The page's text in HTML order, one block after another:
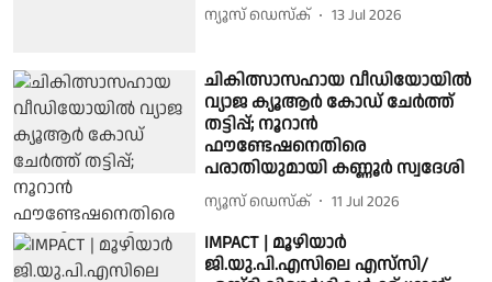
ന്യൂസ് ഡെസ്ക് 13 Jul 2026
ചികിത്സാസഹായ വീഡിയോയില്‍
വ്യാജ ക്യൂആര്‍ കോഡ് ചേര്‍ത്ത്
തട്ടിപ്പ്; നൂറാൻ
ഫൗണ്ടേഷനെതിരെ
പരാതിയുമായി കണ്ണൂർ സ്വദേശി
ന്യൂസ് ഡെസ്ക് 11 Jul 2026
IMPACT | മൂഴിയാര്‍
ജി.യു.പി.എസിലെ എസ്‌സി/